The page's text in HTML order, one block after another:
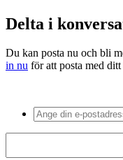
Delta i
Du kan posta nu och bli
in nu för att posta med